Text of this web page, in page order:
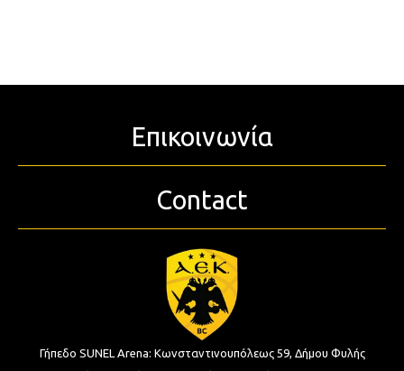
Επικοινωνία
Contact
Γήπεδο SUNEL Arena: Κωνσταντινουπόλεως 59, Δήμου Φυλής